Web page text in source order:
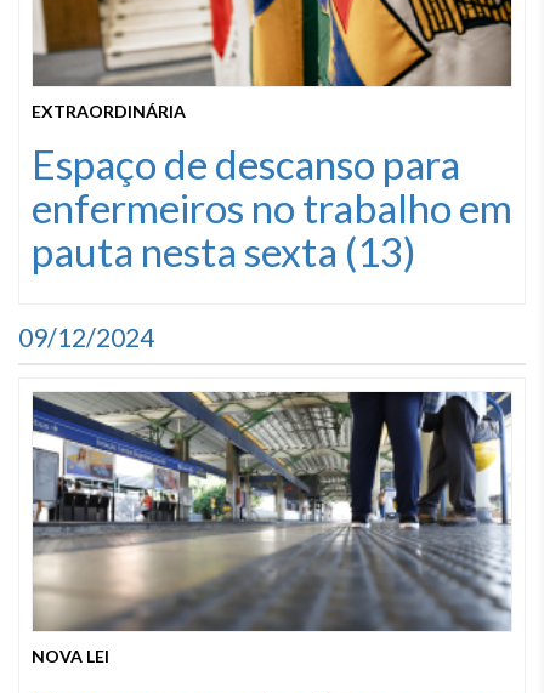
EXTRAORDINÁRIA
Espaço de descanso para
enfermeiros no trabalho em
pauta nesta sexta (13)
09/12/2024
NOVA LEI